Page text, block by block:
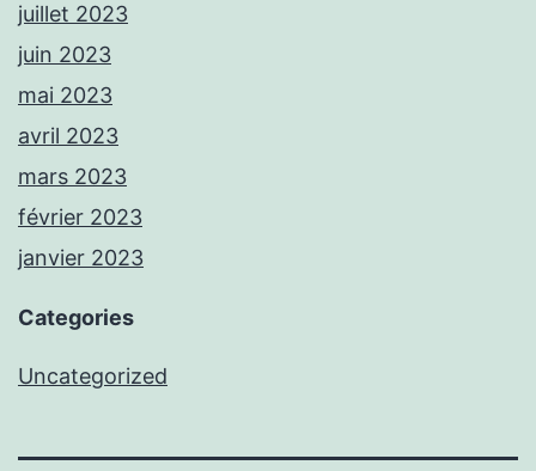
juillet 2023
juin 2023
mai 2023
avril 2023
mars 2023
février 2023
janvier 2023
Categories
Uncategorized